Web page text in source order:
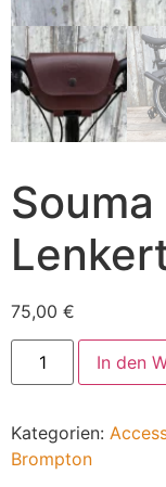
75,00 €
In den
Kategorien:
Brompton